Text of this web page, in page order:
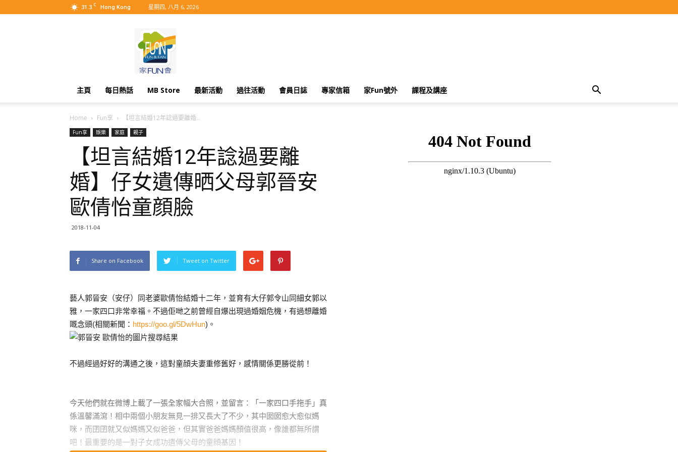
31.3 C Hong Kong 星期四, 八月 6, 2026
主頁 每日熱話 MB Store 最新活動 過往活動 會員日誌 專家信箱 家Fun號外 課程及講座
Home Fun享 【坦言結婚12年諗過要離婚...
Fun享 娛樂 家庭 親子
【坦言結婚12年諗過要離
婚】仔女遺傳晒父母郭晉安
歐倩怡童顔臉
2018-11-04
Share on Facebook Tweet on Twitter
藝人郭晉安（安仔）同老婆歐倩怡結婚十二年，並育有大仔郭令山同細女郭以
雅，一家四口非常幸福。不過佢哋之前曾經自爆出現過婚姻危機，有過想離婚
嘅念頭(相關新聞： https://goo.gl/5DwHun)。
不過經過好好的溝通之後，這對童顔夫妻重修舊好，感情關係更勝從前！
今天他們就在微博上載了一張全家幅大合照，並留言：「一家四口手拖手」真
係溫馨滿瀉！相中兩個小朋友無見一排又長大了不少，其中囡囡愈大愈似媽
咪，而囝囝就又似媽媽又似爸爸，但其實爸爸媽媽顏值很高，像誰都無所謂
吧！最重要的是一對子女成功遺傳父母的童顔基因！